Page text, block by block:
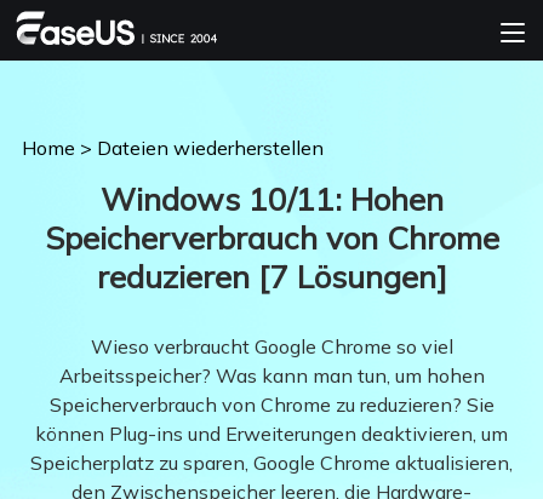
Home > Dateien wiederherstellen
Windows 10/11: Hohen
Speicherverbrauch von Chrome
reduzieren [7 Lösungen]
Wieso verbraucht Google Chrome so viel
Arbeitsspeicher? Was kann man tun, um hohen
Speicherverbrauch von Chrome zu reduzieren? Sie
können Plug-ins und Erweiterungen deaktivieren, um
Speicherplatz zu sparen, Google Chrome aktualisieren,
den Zwischenspeicher leeren, die Hardware-